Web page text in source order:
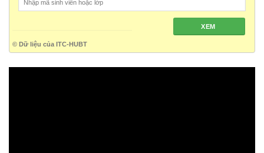
XEM
© Dữ liệu của ITC-HUBT